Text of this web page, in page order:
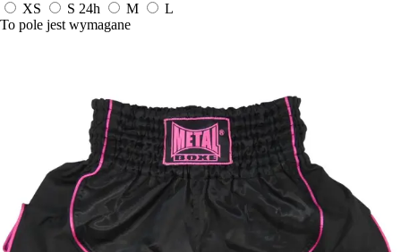
XS
S 24h M
L
To pole jest wymagane